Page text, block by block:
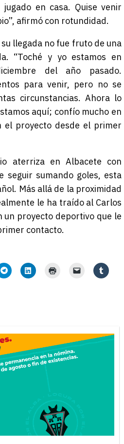
en casa. Quise venir
afirmó con rotundidad.
llegada no fue fruto de una
“Toché y yo estamos en
del año pasado.
para venir, pero no se
circunstancias. Ahora lo
aquí; confío mucho en
proyecto desde el primer
aterriza en Albacete con
seguir sumando goles, esta
Más allá de la proximidad
le ha traído al Carlos
un proyecto deportivo que le
contacto.